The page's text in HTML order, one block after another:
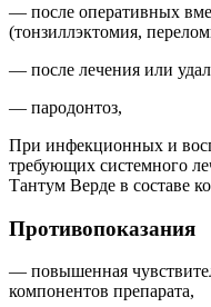
— после оперативных
(тонзиллэктомия,
— после лечения или
— пародонтоз,
При инфекционных и
требующих системного
Тантум Верде в составе
Противопоказания
— повышенная
компонентов препарата,